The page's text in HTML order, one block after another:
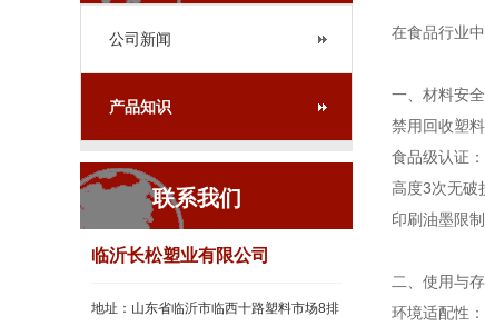
公司新闻
产品知识
联系我们
临沂长松塑业有限公司
地址：山东省临沂市临西十路塑料市场8排
在食品行业
一、材料安
禁用回收塑
食品级认证‌
高度3次无破
印刷油墨限
二、使用与
环境适配性‌：